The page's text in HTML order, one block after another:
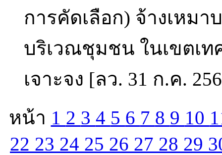
การคัดเลือก) จ้างเหม
บริเวณชุมชน ในเขตเท
เจาะจง [ลว. 31 ก.ค.
หน้า 1 2 3 4 5 6 7 8 9 10
22 23 24 25 26 27 28 29